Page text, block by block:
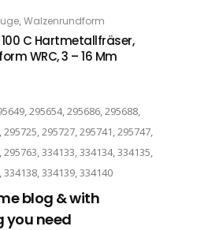
,Walzenrundform
100 C Hartmetallfräser,
WRC, 3 – 16 Mm
295654, 295686, 295688,
295725, 295727, 295741, 295747,
295763, 334133, 334134, 334135,
334138, 334139, 334140
blog & with
you need